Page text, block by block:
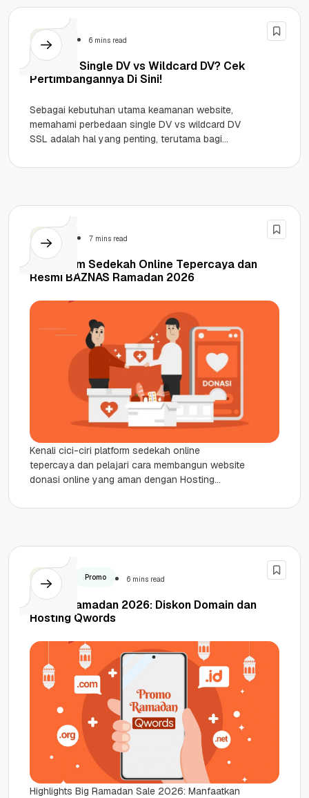
Security 6 mins read
Pilih SSL Single DV vs Wildcard DV? Cek
Pertimbangannya Di Sini!
Sebagai kebutuhan utama keamanan website,
memahami perbedaan single DV vs wildcard DV
SSL adalah hal yang penting, terutama bagi
dari...
Security 7 mins read
7 Platform Sedekah Online Tepercaya dan
Resmi BAZNAS Ramadan 2026
Kenali cici-ciri platform sedekah online
tepercaya dan pelajari cara membangun website
donasi online yang aman dengan Hosting
Daftar situs...
Domain Promo 6 mins read
Promo Ramadan 2026: Diskon Domain dan
Hosting Qwords
Highlights Big Ramadan Sale 2026: Manfaatkan